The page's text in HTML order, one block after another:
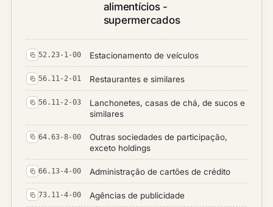
alimentícios -
supermercados
52.23-1-00 Estacionamento de veículos
56.11-2-01 Restaurantes e similares
56.11-2-03
Lanchonetes, casas de chá, de sucos e
similares
64.63-8-00
Outras sociedades de participação,
exceto holdings
66.13-4-00 Administração de cartões de crédito
73.11-4-00 Agências de publicidade